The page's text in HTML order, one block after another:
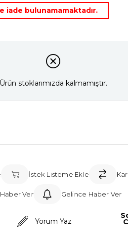
iade bulunamamaktadır.
Ürün stoklarımızda kalmamıştır.
İstek Listeme Ekle
Ver Gelince Haber Ver
Yorum Yaz